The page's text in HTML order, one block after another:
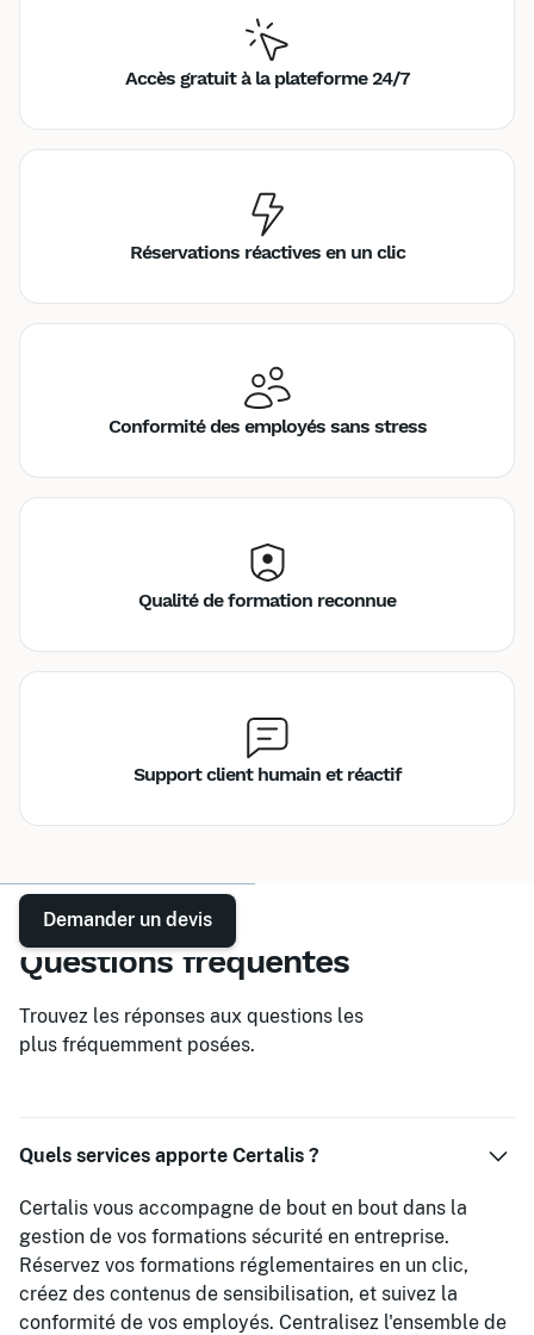
Accès gratuit à la plateforme 24/7
Réservations réactives en un clic
Conformité des employés sans stress
Qualité de formation reconnue
Support client humain et réactif
Demander un devis
Questions fréquentes
Trouvez les réponses aux questions les
plus fréquemment posées.
Quels services apporte Certalis ?
Certalis vous accompagne de bout en bout dans la
gestion de vos formations sécurité en entreprise.
Réservez vos formations réglementaires en un clic,
créez des contenus de sensibilisation, et suivez la
conformité de vos employés. Centralisez l'ensemble de